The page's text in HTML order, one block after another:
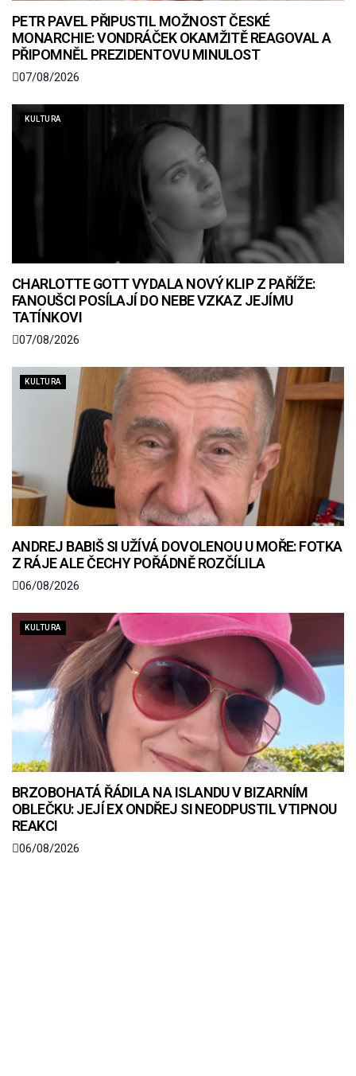
PETR PAVEL PŘIPUSTIL MOŽNOST ČESKÉ
MONARCHIE: VONDRÁČEK OKAMŽITĚ REAGOVAL A
PŘIPOMNĚL PREZIDENTOVU MINULOST
07/08/2026
KULTURA
CHARLOTTE GOTT VYDALA NOVÝ KLIP Z PAŘÍŽE:
FANOUŠCI POSÍLAJÍ DO NEBE VZKAZ JEJÍMU
TATÍNKOVI
07/08/2026
KULTURA
ANDREJ BABIŠ SI UŽÍVÁ DOVOLENOU U MOŘE: FOTKA
Z RÁJE ALE ČECHY POŘÁDNĚ ROZČÍLILA
06/08/2026
KULTURA
BRZOBOHATÁ ŘÁDILA NA ISLANDU V BIZARNÍM
OBLEČKU: JEJÍ EX ONDŘEJ SI NEODPUSTIL VTIPNOU
REAKCI
06/08/2026